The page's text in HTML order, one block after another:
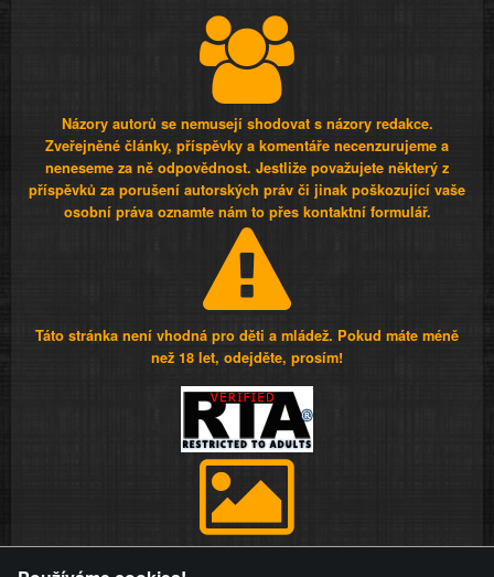
Názory autorů se nemusejí shodovat s názory redakce.
Zveřejněné články, příspěvky a komentáře necenzurujeme a
neneseme za ně odpovědnost. Jestliže považujete některý z
příspěvků za porušení autorských práv či jinak poškozující vaše
osobní práva oznamte nám to přes kontaktní formulář.
Táto stránka není vhodná pro děti a mládež. Pokud máte méně
než 18 let, odejděte, prosím!